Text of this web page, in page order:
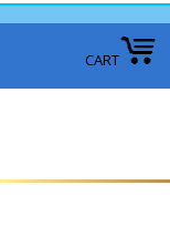
CART